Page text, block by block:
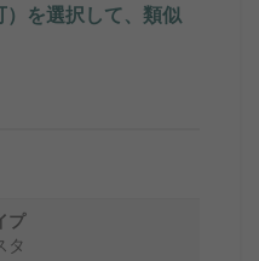
を選択して、類似
プ
タ